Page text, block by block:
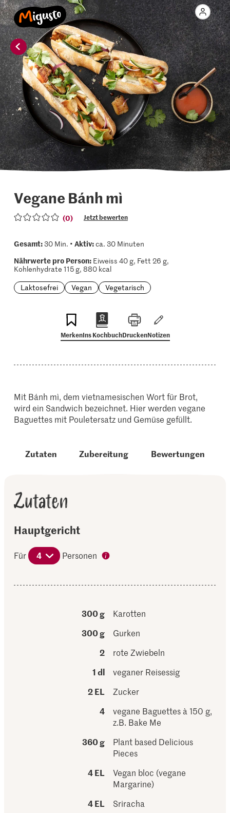
Vegane Bánh mì
(0) Jetzt bewerten
Gesamt:30 Min. • Aktiv:ca. 30 Minuten
Nährwerte pro Person:Eiweiss 40 g, Fett 26 g,
Kohlenhydrate 115 g, 880 kcal
Laktosefrei
Vegan Vegetarisch
MerkenIns KochbuchDruckenNotizen
Mit Bánh mì, dem vietnamesischen Wort für Brot,
wird ein Sandwich bezeichnet. Hier werden vegane
Baguettes mit Pouletersatz und Gemüse gefüllt.
Zutaten Zubereitung Bewertungen
Zutaten
Hauptgericht
Für 4 Personen
300 g
Karotten
300 g
Gurken
2
rote Zwiebeln
1 dl
veganer Reisessig
2 EL
Zucker
4
vegane Baguettes à 150 g,
z.B. Bake Me
360 g
Plant based Delicious
Pieces
4 EL
Vegan bloc (vegane
Margarine)
4 EL
Sriracha